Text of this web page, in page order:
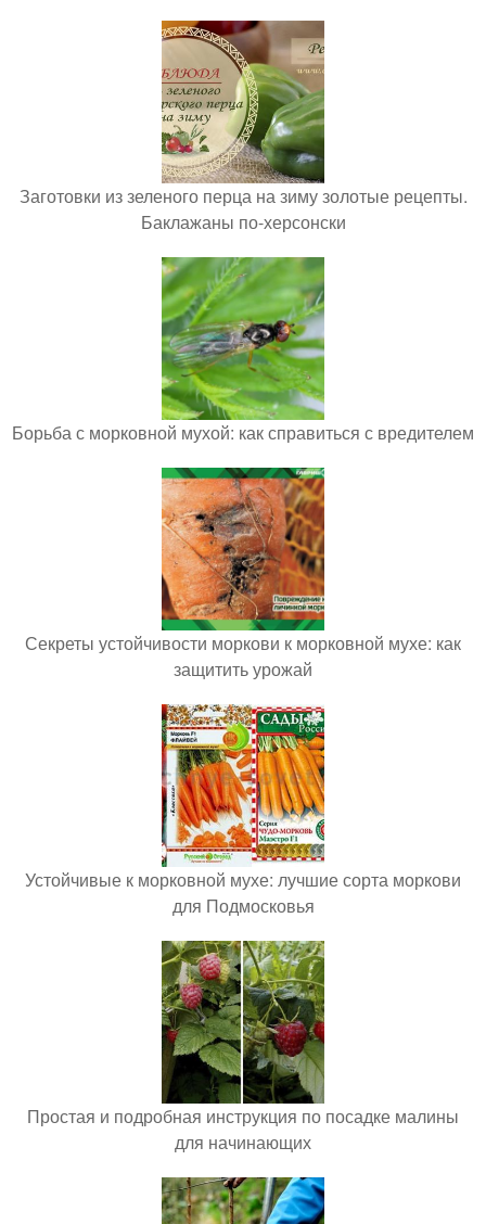
Заготовки из зеленого перца на зиму золотые рецепты.
Баклажаны по-херсонски
Борьба с морковной мухой: как справиться с вредителем
Секреты устойчивости моркови к морковной мухе: как
защитить урожай
Устойчивые к морковной мухе: лучшие сорта моркови
для Подмосковья
Простая и подробная инструкция по посадке малины
для начинающих